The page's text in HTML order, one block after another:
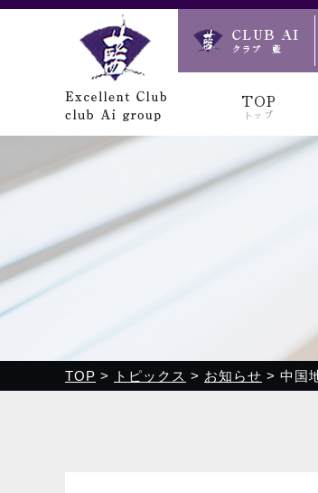
クラブ藍(あい)、クラブ恋(れん)、ルミナス、
TOP
トップ
TOP > トピックス > お知らせ > 中国